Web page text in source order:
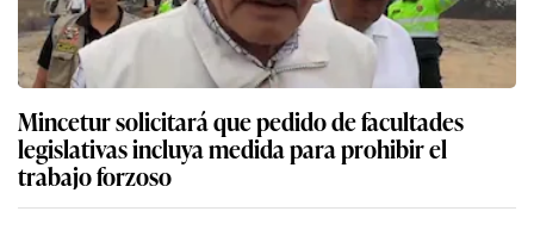
Mincetur solicitará que pedido de facultades
legislativas incluya medida para prohibir el
trabajo forzoso